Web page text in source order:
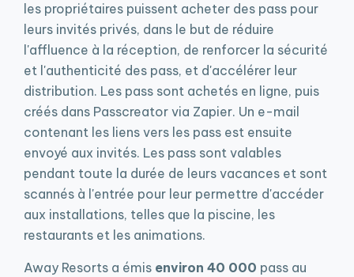
les propriétaires puissent acheter des pass pour
leurs invités privés, dans le but de réduire
l'affluence à la réception, de renforcer la sécurité
et l'authenticité des pass, et d'accélérer leur
distribution. Les pass sont achetés en ligne, puis
créés dans Passcreator via Zapier. Un e-mail
contenant les liens vers les pass est ensuite
envoyé aux invités. Les pass sont valables
pendant toute la durée de leurs vacances et sont
scannés à l'entrée pour leur permettre d'accéder
aux installations, telles que la piscine, les
restaurants et les animations.
Away Resorts a émis environ 40 000 pass au